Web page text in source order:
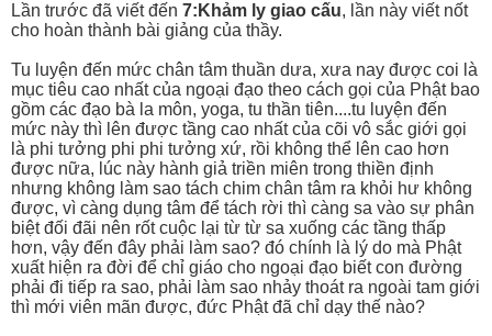
Lần trước đã viết đến 7:Khảm ly giao cấu, lần này viết nốt
cho hoàn thành bài giảng của thầy.
Tu luyện đến mức chân tâm thuần dưa, xưa nay được coi là
mục tiêu cao nhất của ngoại đạo theo cách gọi của Phật bao
gồm các đạo bà la môn, yoga, tu thần tiên....tu luyện đến
mức này thì lên được tầng cao nhất của cõi vô sắc giới gọi
là phi tưởng phi phi tưởng xứ, rồi không thể lên cao hơn
được nữa, lúc này hành giả triền miên trong thiền định
nhưng không làm sao tách chim chân tâm ra khỏi hư không
được, vì càng dụng tâm để tách rời thì càng sa vào sự phân
biệt đối đãi nên rốt cuộc lại từ từ sa xuống các tầng thấp
hơn, vậy đến đây phải làm sao? đó chính là lý do mà Phật
xuất hiện ra đời để chỉ giáo cho ngoại đạo biết con đường
phải đi tiếp ra sao, phải làm sao nhảy thoát ra ngoài tam giới
thì mới viên mãn được, đức Phật đã chỉ dạy thế nào?